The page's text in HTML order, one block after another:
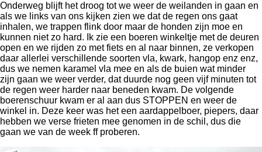
Onderweg blijft het droog tot we weer de weilanden in gaan en
als we links van ons kijken zien we dat de regen ons gaat
inhalen, we trappen flink door maar de honden zijn moe en
kunnen niet zo hard. Ik zie een boeren winkeltje met de deuren
open en we rijden zo met fiets en al naar binnen, ze verkopen
daar allerlei verschillende soorten vla, kwark, hangop enz enz,
dus we nemen karamel vla mee en als de buien wat minder
zijn gaan we weer verder, dat duurde nog geen vijf minuten tot
de regen weer harder naar beneden kwam. De volgende
boerenschuur kwam er al aan dus STOPPEN en weer de
winkel in. Deze keer was het een aardappelboer, piepers, daar
hebben we verse frieten mee genomen in de schil, dus die
gaan we van de week ff proberen.